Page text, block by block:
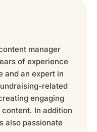
manager
of experience
and an expert in
related
engaging
In addition
also passionate